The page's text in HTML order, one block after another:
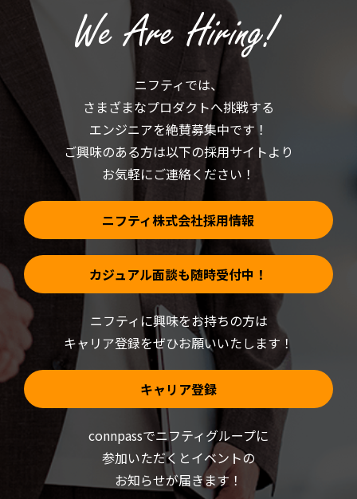
し
い
ウ
ィ
開
き
す)
い
ウ
ィ
ン
ま
す)
ニフティでは、
さまざまなプロダクトへ挑戦する
エンジニアを絶賛募集中です！
ご興味のある方は以下の採用サイトより
お気軽にご連絡ください！
ニフティ株式会社採用情報
カジュアル面談も随時受付中！
ニフティに興味をお持ちの方は
キャリア登録をぜひお願いいたします！
キャリア登録
connpassでニフティグループに
参加いただくとイベントの
お知らせが届きます！